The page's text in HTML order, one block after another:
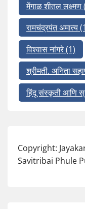
मेंगाळ शीतल लक्ष्मण
रामचंद्रपंत अमात्य
विश्वास नांगरे(1)
श्रीमती. अनिता
हिंदू संस्कृती आणि
Copyright:
Savitribai Phule